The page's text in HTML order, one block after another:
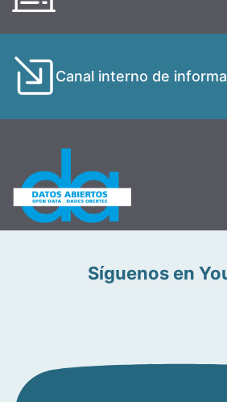
Canal interno de
Síguenos en